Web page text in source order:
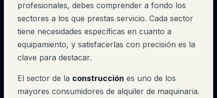
profesionales, debes comprender a fondo los
sectores a los que prestas servicio. Cada sector
tiene necesidades específicas en cuanto a
equipamiento, y satisfacerlas con precisión es la
clave para destacar.
El sector de la construcción es uno de los
mayores consumidores de alquiler de maquinaria.